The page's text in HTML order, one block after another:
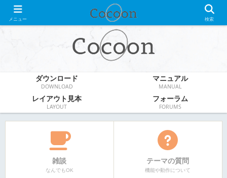
WordPress無料テーマ
ダウンロード
DOWNLOAD
マニュアル
MANUAL
レイアウト見本
LAYOUT
フォーラム
FORUMS
雑談
なんでもOK
テーマの質問
機能や動作について
メニュー 検索